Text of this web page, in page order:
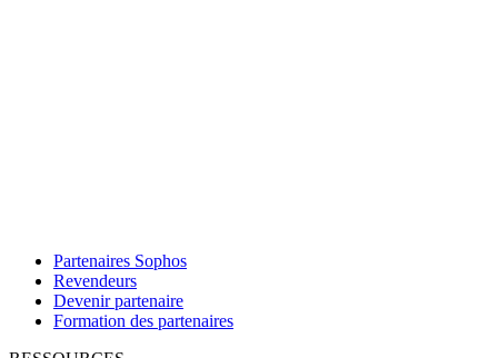
Partenaires Sophos
Revendeurs
Devenir partenaire
Formation des partenaires